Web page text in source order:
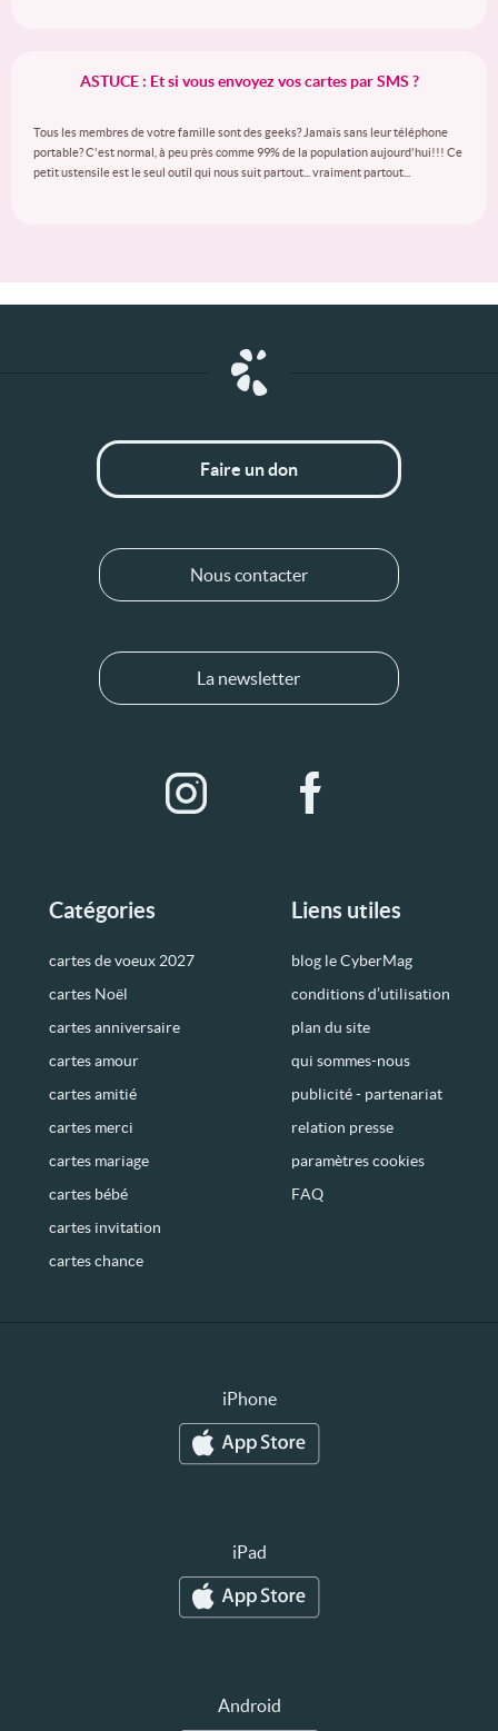
ASTUCE : Et si vous envoyez vos cartes par SMS ?
Tous les membres de votre famille sont des geeks? Jamais sans leur téléphone
portable? C'est normal, à peu près comme 99% de la population aujourd'hui!!! Ce
petit ustensile est le seul outil qui nous suit partout... vraiment partout...
Catégories
cartes de voeux 2027
cartes Noël
cartes anniversaire
cartes amour
cartes amitié
cartes merci
cartes mariage
cartes bébé
cartes invitation
cartes chance
Liens utiles
blog le CyberMag
conditions d’utilisation
plan du site
qui sommes-nous
publicité - partenariat
relation presse
paramètres cookies
FAQ
Faire un don
Nous contacter
La newsletter
iPhone
iPad
Android